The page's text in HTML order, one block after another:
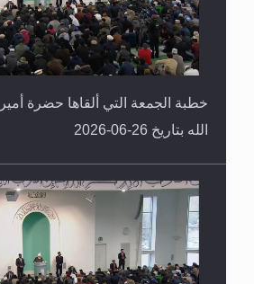
خطبة الجمعة التي ألقاها حضرة أمير
الله بتاريخ 26-06-2026